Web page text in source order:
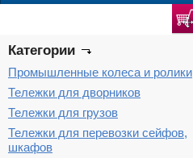
Категории
Промышленные колеса и ролики
Тележки для дворников
Тележки для грузов
Тележки для перевозки сейфов,
шкафов